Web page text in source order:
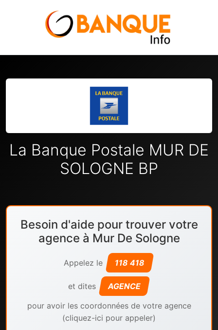
La Banque Postale MUR DE
SOLOGNE BP
Besoin d'aide pour trouver votre
agence à Mur De Sologne
Appelez le 118 418
et dites AGENCE
pour avoir les coordonnées de votre agence
(cliquez-ici pour appeler)